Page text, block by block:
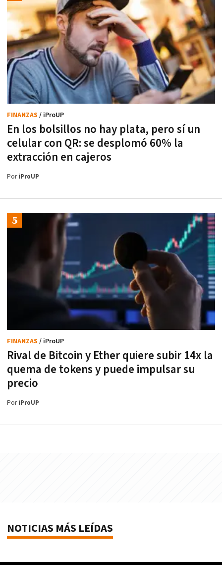
En los bolsillos no hay plata, pero sí un
celular con QR: se desplomó 60% la
extracción en cajeros
FINANZAS / iProUP
PoriProUP
Rival de Bitcoin y Ether quiere subir 14x la
quema de tokens y puede impulsar su
precio
FINANZAS / iProUP
PoriProUP
NOTICIAS MÁS LEÍDAS